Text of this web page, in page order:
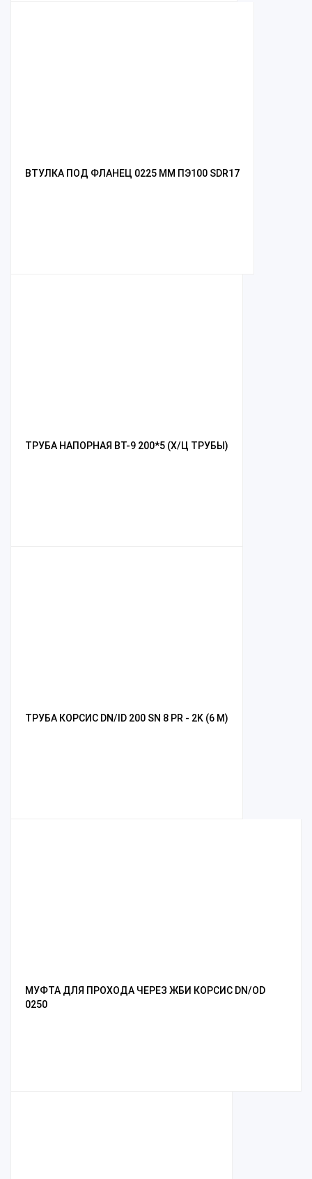
ВТУЛКА ПОД ФЛАНЕЦ 0225 ММ ПЭ100 SDR17
ТРУБА НАПОРНАЯ ВТ-9 200*5 (Х/Ц ТРУБЫ)
ТРУБА КОРСИС DN/ID 200 SN 8 PR - 2K (6 М)
МУФТА ДЛЯ ПРОХОДА ЧЕРЕЗ ЖБИ КОРСИС DN/OD
0250